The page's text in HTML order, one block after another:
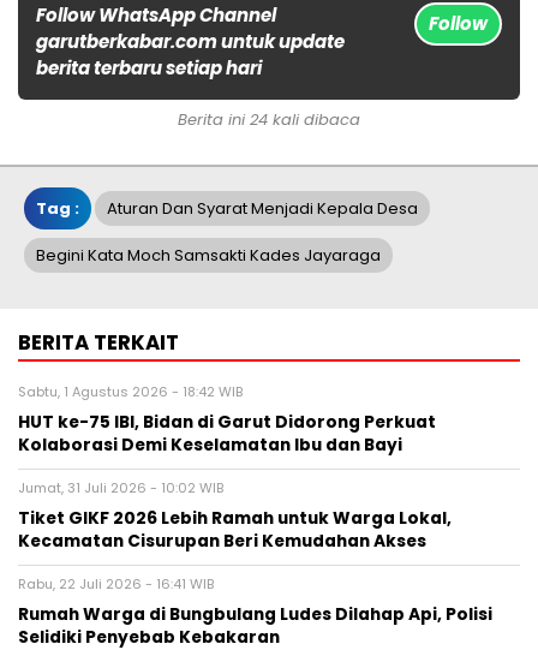
Follow WhatsApp Channel
garutberkabar.com untuk update
berita terbaru setiap hari
Follow
Berita ini 24 kali dibaca
Tag : Aturan Dan Syarat Menjadi Kepala Desa
Begini Kata Moch Samsakti Kades Jayaraga
BERITA TERKAIT
Sabtu, 1 Agustus 2026 - 18:42 WIB
HUT ke-75 IBI, Bidan di Garut Didorong Perkuat
Kolaborasi Demi Keselamatan Ibu dan Bayi
Jumat, 31 Juli 2026 - 10:02 WIB
Tiket GIKF 2026 Lebih Ramah untuk Warga Lokal,
Kecamatan Cisurupan Beri Kemudahan Akses
Rabu, 22 Juli 2026 - 16:41 WIB
Rumah Warga di Bungbulang Ludes Dilahap Api, Polisi
Selidiki Penyebab Kebakaran